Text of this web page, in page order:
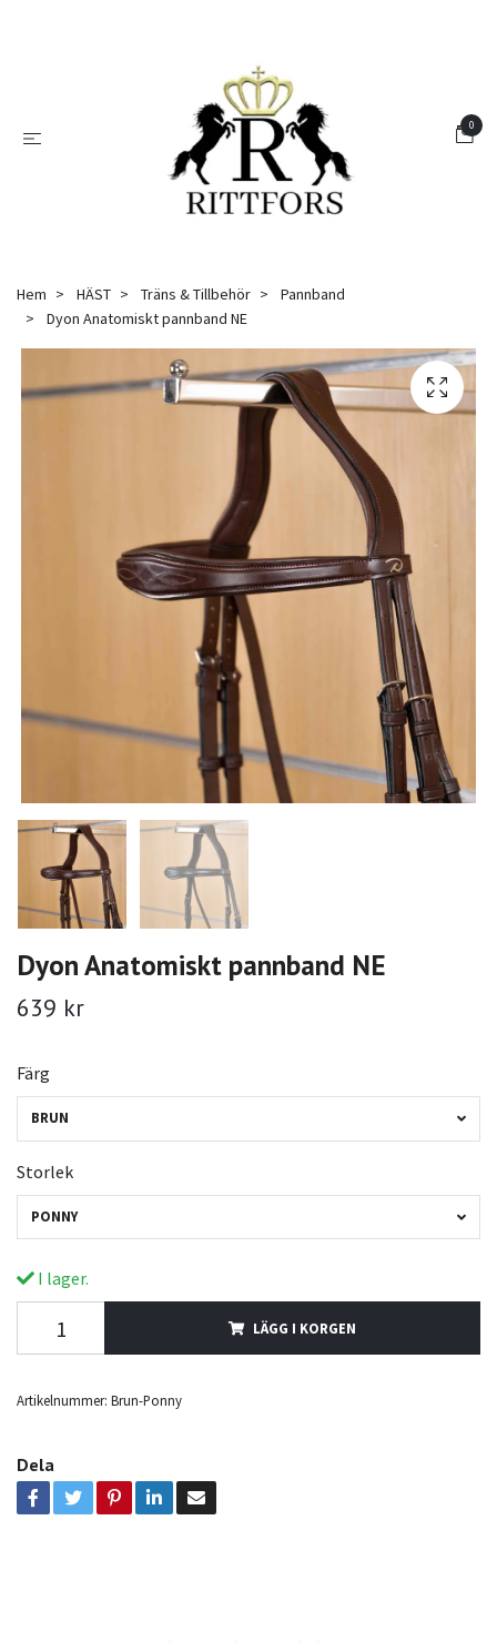
0
Hem HÄST Träns & Tillbehör
Pannband
Dyon Anatomiskt pannband NE
Dyon Anatomiskt pannband NE
639 kr
Färg
BRUN
Storlek
PONNY
I lager.
LÄGG I KORGEN
Artikelnummer: Brun-Ponny
Dela